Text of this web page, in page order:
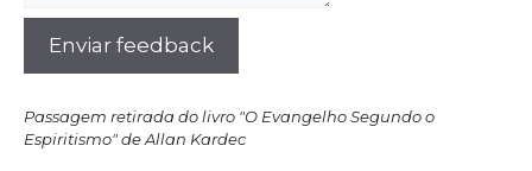
Enviar feedback
Passagem retirada do livro "O Evangelho Segundo o
Espiritismo" de Allan Kardec